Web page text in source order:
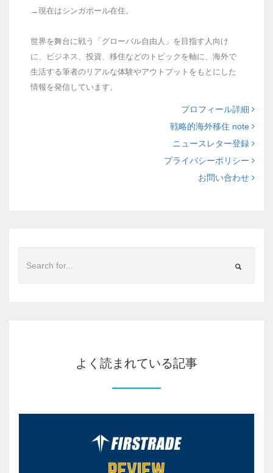
→現在はシンガポール在住。
世界を舞台に戦う「グローバル自由人」を目指す人向け
に、ビジネス、投資、移住などのトピックを軸に、海外で
生活する筆者のリアルな体験やアウトプットをもとにした
情報を発信しています。
プロフィール詳細
戦略的海外移住 note
ニュースレター登録
プライバシーポリシー
お問い合わせ
よく読まれている記事